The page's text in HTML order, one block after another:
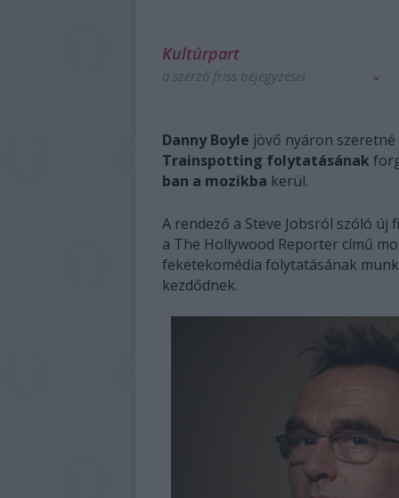
Kultúrpart
a szerző friss bejegyzései
Danny Boyle jövő nyáron
Trainspotting folytatásának
ban a mozikba kerül.
A rendező a Steve Jobsról szóló
a The Hollywood Reporter című
feketekomédia folytatásának
kezdődnek.